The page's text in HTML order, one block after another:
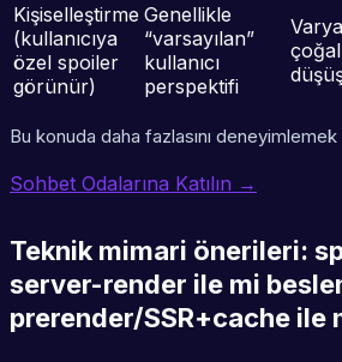
Kişiselleştirme
(kullanıcıya
özel spoiler
görünür)
Genellikle
“varsayılan”
kullanıcı
perspektifi
Bu konuda daha fazlasını
Sohbet Odalarına Katılın →
Teknik mimari önerileri:
server-render ile mi
prerender/SSR+cache ile